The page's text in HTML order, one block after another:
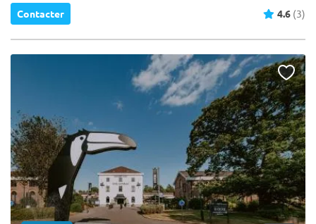
Contacter 4.6 (3)